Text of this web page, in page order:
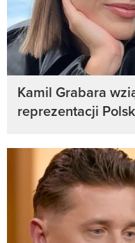
Kamil Grabara
reprezentacji